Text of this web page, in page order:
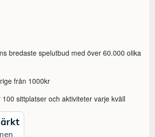
bredaste spelutbud med över 60.000 olika
från 1000kr
sittplatser och aktiviteter varje kväll